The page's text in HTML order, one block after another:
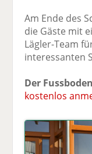
Am Ende des
die Gäste mit
Lägler-Team
interessanten
Der
kostenlos